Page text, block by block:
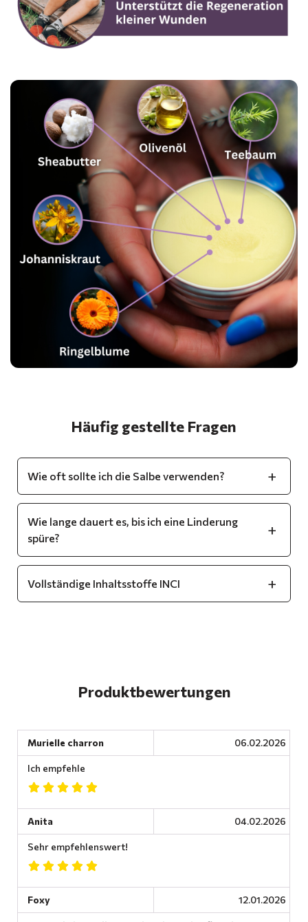
Häufig gestellte Fragen
Wie oft sollte ich die Salbe verwenden?
Wie lange dauert es, bis ich eine Linderung
spüre?
Vollständige Inhaltsstoffe INCI
Produktbewertungen
Murielle charron 06.02.2026
Ich empfehle
Anita 04.02.2026
Sehr empfehlenswert!
Foxy 12.01.2026